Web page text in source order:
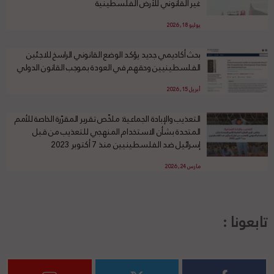
غير القانوني للأرض الفلسطينية
يوليو 18, 2026
بحث أكاديمي جديد يؤكد الوضع القانوني الراسخ للاجئين
الفلسطينيين وحقهم في العودة بموجب القانون الدولي
أبريل 15, 2026
التعذيب والإبادة الجماعية: ملخّص تقرير المقرّرة الخاصة للأمم
المتحدة بشأن الاستخدام المنهجي للتعذيب من قبل
إسرائيل ضد الفلسطينيين منذ 7 أكتوبر 2023
مارس 24, 2026
تابعونا :